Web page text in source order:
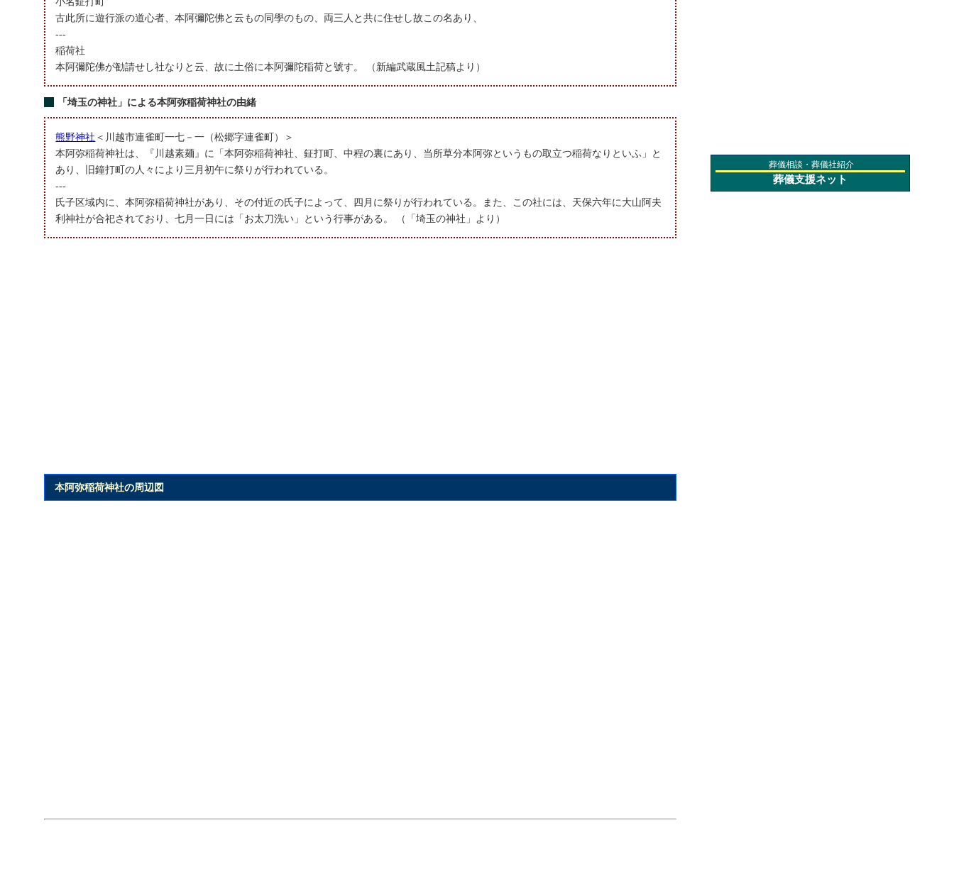
古此所に遊行派の道心者、本阿彌陀佛と云もの同學のもの、両三人と共に住せし故この名あり、
---
稲荷社
本阿彌陀佛が勧請せし社なりと云、故に土俗に本阿彌陀稲荷と號す。 （新編武蔵風土記稿より）
「埼玉の神社」による本阿弥稲荷神社の由緒
熊野神社 ＜川越市連雀町一七－一（松郷字連雀町）＞
本阿弥稲荷神社は、『川越素麺』に「本阿弥稲荷神社、鉦打町、中程の裏にあり、当所草分本阿弥というもの取立つ稲荷なりといふ」と
あり、旧鐘打町の人々により三月初午に祭りが行われている。
---
氏子区域内に、本阿弥稲荷神社があり、その付近の氏子によって、四月に祭りが行われている。また、この社には、天保六年に大山阿夫
利神社が合祀されており、七月一日には「お太刀洗い」という行事がある。 （「埼玉の神社」より）
本阿弥稲荷神社の周辺図
葬儀相談・葬儀社紹介
葬儀支援ネット